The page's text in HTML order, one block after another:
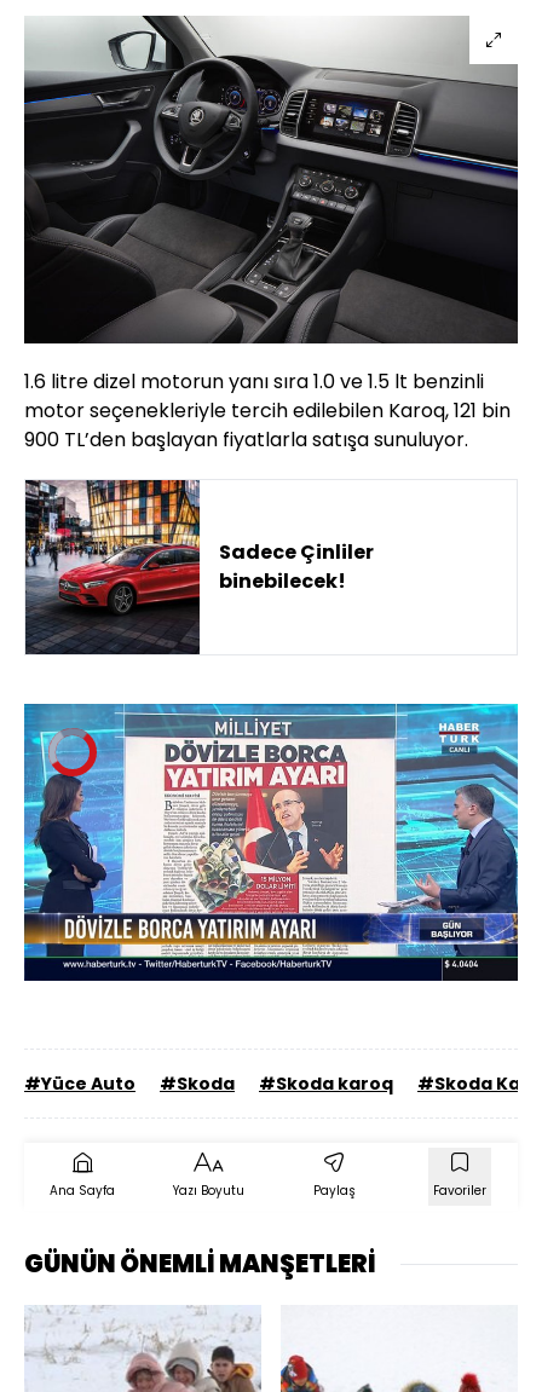
1.6 litre dizel motorun yanı sıra 1.0 ve 1.5 lt benzinli
motor seçenekleriyle tercih edilebilen Karoq, 121 bin
900 TL’den başlayan fiyatlarla satışa sunuluyor.
Sadece Çinliler
binebilecek!
Video
Oynatıcısı
yükleniyor.
Sesi
Aç
Yüklendi:
0%
Oynatma
Hızı
#Yüce Auto #Skoda #Skoda karoq #Skoda
Ana Sayfa Yazı Boyutu Paylaş Favoriler
GÜNÜN ÖNEMLİ MANŞETLERİ